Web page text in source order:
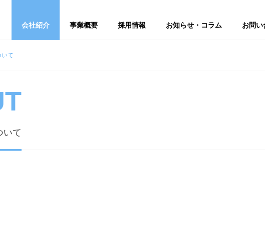
会社紹介 事業概要 採用情報 お知らせ・コラム お問い
て
いて